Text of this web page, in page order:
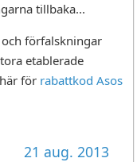
tillbaka...
förfalskningar
etablerade
för rabattkod Asos
21 aug. 2013